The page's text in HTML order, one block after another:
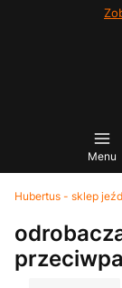
Menu
Hubertus - sklep